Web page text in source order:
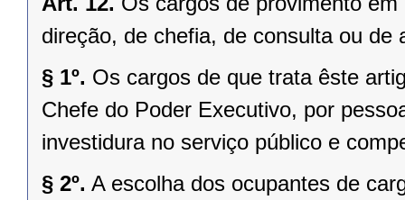
direção, de chefia, de consulta ou de
§ 1º. Os cargos de que trata êste
Chefe do Poder Executivo, por
investidura no serviço público e
§ 2º. A escolha dos ocupantes de